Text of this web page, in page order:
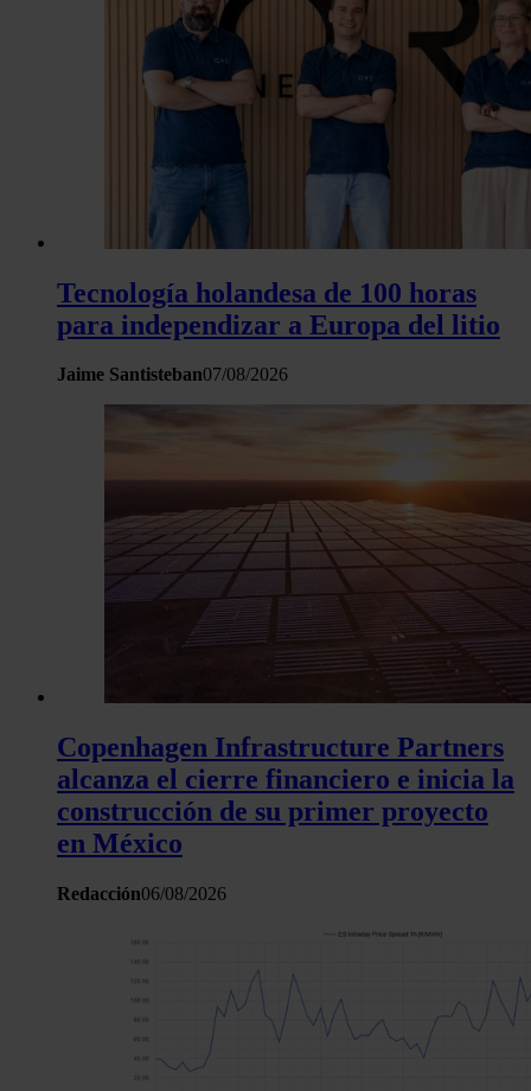
Tecnología holandesa de 100 horas
para independizar a Europa del litio
Jaime Santisteban07/08/2026
Copenhagen Infrastructure Partners
alcanza el cierre financiero e inicia la
construcción de su primer proyecto
en México
Redacción06/08/2026